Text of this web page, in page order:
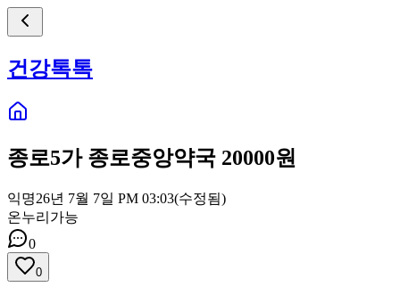
건강톡톡
종로5가 종로중앙약국 20000원
익명26년 7월 7일 PM 03:03(수정됨)
온누리가능
0
0